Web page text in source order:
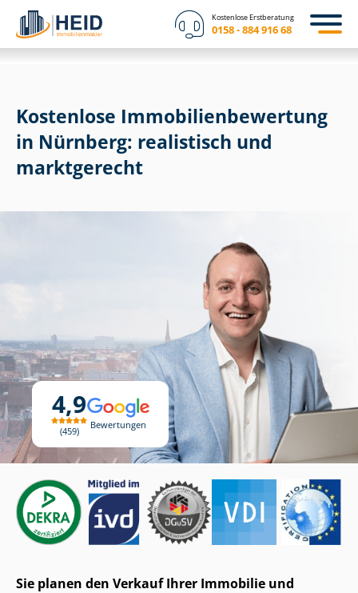
Kostenlose Erstberatung
0158 - 884 916 68
4,9
459
Bewertungen
Kostenlose Im­mo­bi­li­en­be­wer­tung
in Nürnberg: realistisch und
marktgerecht
Sie planen den Verkauf Ihrer Immobilie und